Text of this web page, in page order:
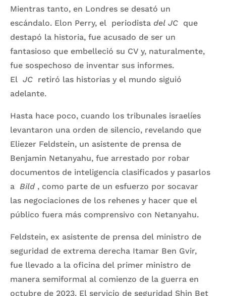
Mientras tanto, en Londres se desató un
escándalo. Elon Perry, el periodista del JC que
destapó la historia, fue acusado de ser un
fantasioso que embelleció su CV y, naturalmente,
fue sospechoso de inventar sus informes.
El JC retiró las historias y el mundo siguió
adelante.
Hasta hace poco, cuando los tribunales israelíes
levantaron una orden de silencio, revelando que
Eliezer Feldstein, un asistente de prensa de
Benjamin Netanyahu, fue arrestado por robar
documentos de inteligencia clasificados y pasarlos
a Bild, como parte de un esfuerzo por socavar
las negociaciones de los rehenes y hacer que el
público fuera más comprensivo con Netanyahu.
Feldstein, ex asistente de prensa del ministro de
seguridad de extrema derecha Itamar Ben Gvir,
fue llevado a la oficina del primer ministro de
manera semiformal al comienzo de la guerra en
octubre de 2023. El servicio de seguridad Shin Bet